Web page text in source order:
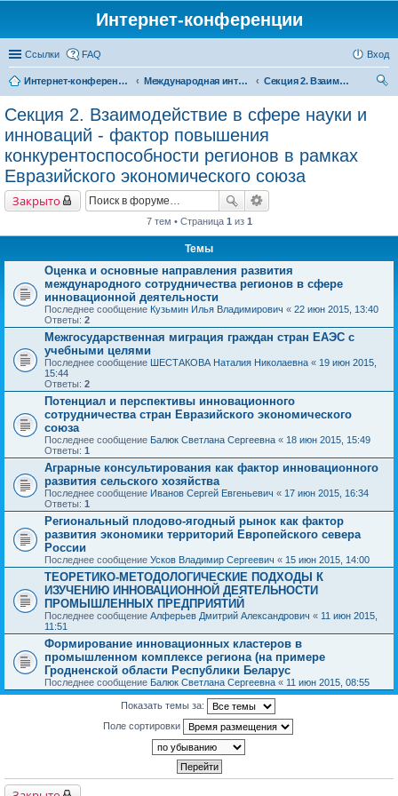
Интернет-конференции
Ссылки FAQ Вход
Интернет-конференции Международная интернет-конференция по проблемам социально-экономического развития территорий стран Евразийского экономического союза, посвященной 25-летию ИСЭРТ РАН
Секция 2. Взаимодействие в сфере науки и инноваций - фактор повышения конкурентоспособности регионов в рамках Евразийского экономического союза
Секция 2. Взаимодействие в сфере науки и
инноваций - фактор повышения
конкурентоспособности регионов в рамках
Евразийского экономического союза
Закрыто
7 тем • Страница 1 из 1
Темы
Оценка и основные направления развития
международного сотрудничества регионов в сфере
инновационной деятельности
Последнее сообщение Кузьмин Илья Владимирович « 22 июн 2015, 13:40
Ответы: 2
Межгосударственная миграция граждан стран ЕАЭС с
учебными целями
Последнее сообщение ШЕСТАКОВА Наталия Николаевна « 19 июн 2015,
15:44
Ответы: 2
Потенциал и перспективы инновационного
сотрудничества стран Евразийского экономического
союза
Последнее сообщение Балюк Светлана Сергеевна « 18 июн 2015, 15:49
Ответы: 1
Аграрные консультирования как фактор инновационного
развития сельского хозяйства
Последнее сообщение Иванов Сергей Евгеньевич « 17 июн 2015, 16:34
Ответы: 1
Региональный плодово-ягодный рынок как фактор
развития экономики территорий Европейского севера
России
Последнее сообщение Усков Владимир Сергеевич « 15 июн 2015, 14:00
ТЕОРЕТИКО-МЕТОДОЛОГИЧЕСКИЕ ПОДХОДЫ К
ИЗУЧЕНИЮ ИННОВАЦИОННОЙ ДЕЯТЕЛЬНОСТИ
ПРОМЫШЛЕННЫХ ПРЕДПРИЯТИЙ
Последнее сообщение Алферьев Дмитрий Александрович « 11 июн 2015,
11:51
Формирование инновационных кластеров в
промышленном комплексе региона (на примере
Гродненской области Республики Беларус
Последнее сообщение Балюк Светлана Сергеевна « 11 июн 2015, 08:55
Показать темы за:
Поле сортировки